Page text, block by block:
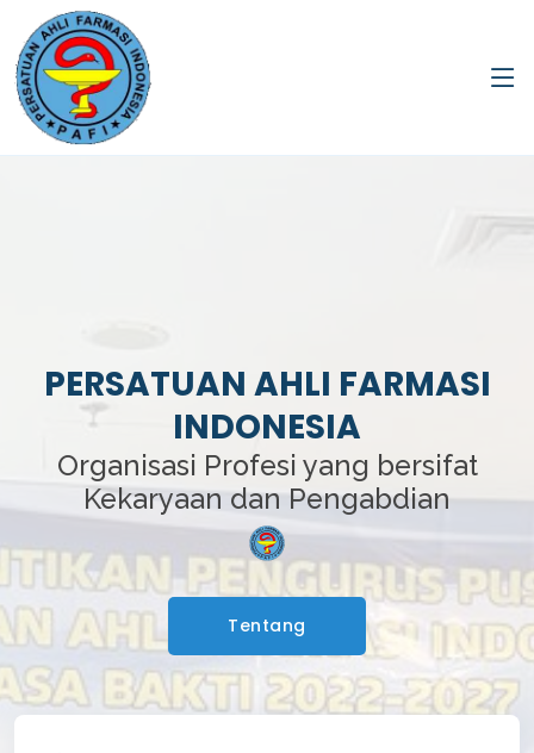
PERSATUAN AHLI FARMASI
INDONESIA
Organisasi Profesi yang bersifat
Kekaryaan dan Pengabdian
Tentang